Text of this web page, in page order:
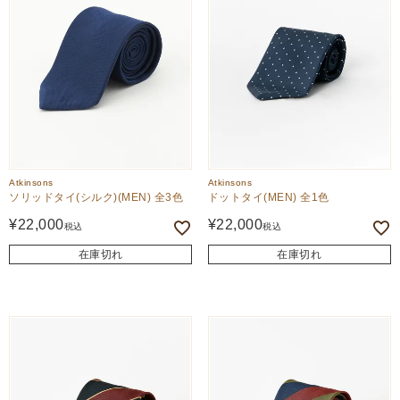
Atkinsons
ソリッドタイ(シルク)(MEN) 全3色
¥22,000税込
在庫切れ
Atkinsons
ドットタイ(MEN) 全1色
¥22,000税込
在庫切れ